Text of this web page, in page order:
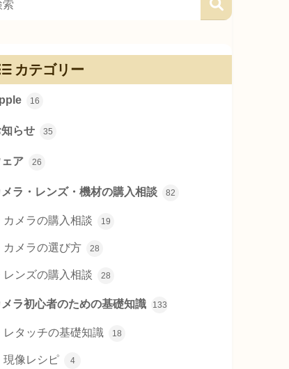
カテゴリー
16
らせ 35
ェア 26
メラ・レンズ・機材の購入相談 82
カメラの購入相談 19
カメラの選び方 28
レンズの購入相談 28
メラ初心者のための基礎知識 133
レタッチの基礎知識 18
現像レシピ 4